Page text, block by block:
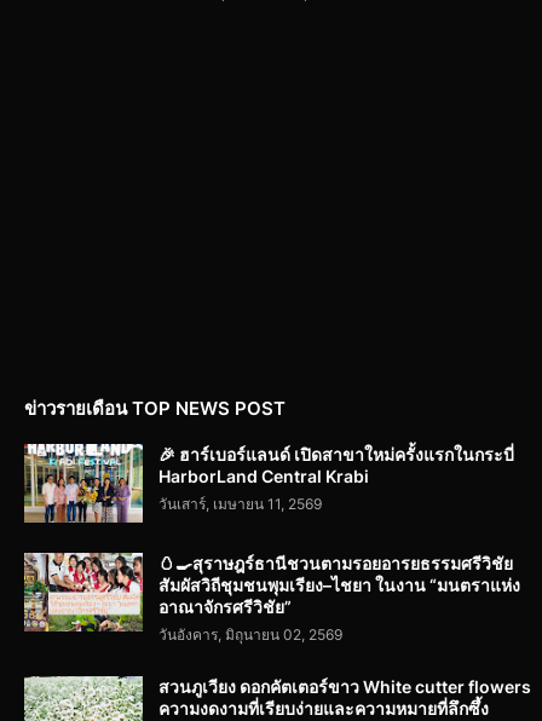
ข่าวรายเดือน TOP NEWS POST
🎉 ฮาร์เบอร์แลนด์ เปิดสาขาใหม่ครั้งแรกในกระบี่
HarborLand Central Krabi
วันเสาร์, เมษายน 11, 2569
🥚🍳สุราษฎร์ธานีชวนตามรอยอารยธรรมศรีวิชัย
สัมผัสวิถีชุมชนพุมเรียง–ไชยา ในงาน “มนตราแห่ง
อาณาจักรศรีวิชัย”
วันอังคาร, มิถุนายน 02, 2569
สวนภูเวียง ดอกคัตเตอร์ขาว White cutter flowers
ความงดงามที่เรียบง่ายและความหมายที่ลึกซึ้ง